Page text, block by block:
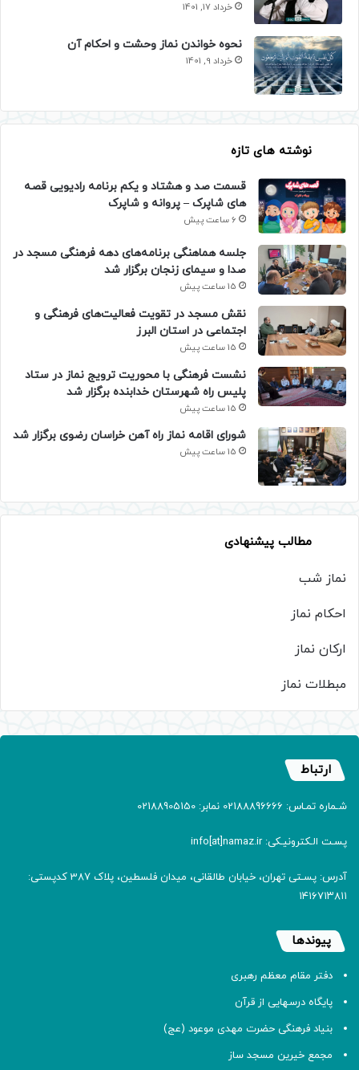
خرداد 17, 1401
نحوه خواندن نماز وحشت و احکام آن
خرداد 9, 1401
نوشته های تازه
قسمت صد و هشتاد و یکم برنامه رادیویی قصه
های شاپرک – پروانه و شاپرک
6 ساعت پیش
جلسه هماهنگی برنامه‌های دهه فرهنگی مسجد در
صدا و سیمای زنجان برگزار شد
15 ساعت پیش
نقش مسجد در تقویت فعالیت‌های فرهنگی و
اجتماعی در استان البرز
15 ساعت پیش
نشست فرهنگی با محوریت ترویج نماز در ستاد
پلیس راه شهرستان خدابنده برگزار شد
15 ساعت پیش
شورای اقامه نماز راه آهن خراسان رضوی برگزار شد
15 ساعت پیش
مطالب پیشنهادی
نماز شب
احکام نماز
ارکان نماز
مبطلات نماز
ارتباط
شـماره تمـاس: 02188896666 نمابر: 02188905150
پسـت الـکترونیـکی: info[at]namaz.ir
آدرس: پسـتی تهران، خیابان طالقانی، میدان فلسطین، پلاک 387 کدپستی:
۱۴۱۶۷۱۳۸۱۱
پیوندها
دفتر مقام معظم رهبری
پایگاه درسهایی از قرآن
بنیاد فرهنگی حضرت مهدی موعود (عج)
مجمع خیرین مسجد ساز